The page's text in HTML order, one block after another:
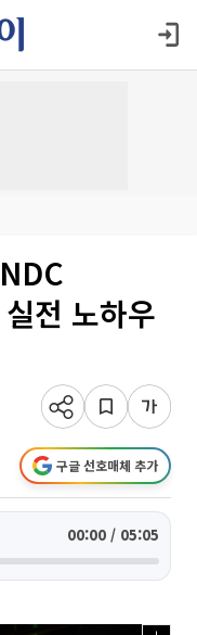
전 노하우
구글 선호매체 추가
00:00 / 05:05